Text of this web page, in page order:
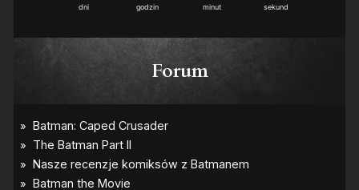
dni godzin minut sekund
Forum